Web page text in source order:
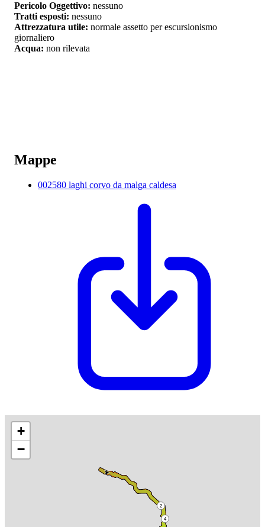
Pericolo Oggettivo: nessuno
Tratti esposti: nessuno
Attrezzatura utile: normale assetto per escursionismo
giornaliero
Acqua: non rilevata
Mappe
002580 laghi corvo da malga caldesa
4
2
+
−